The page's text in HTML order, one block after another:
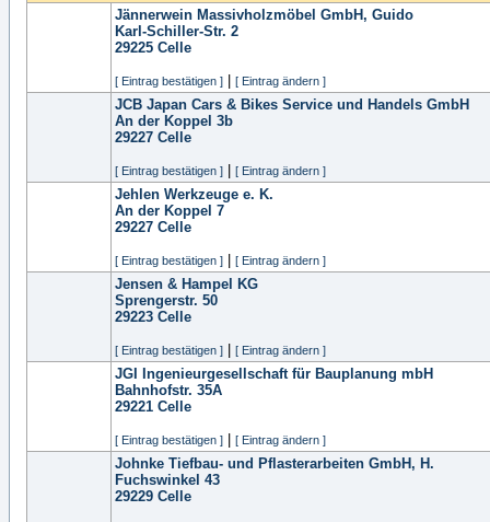
Jännerwein Massivholzmöbel GmbH, Guido
Karl-Schiller-Str. 2
29225 Celle
[ Eintrag bestätigen ] [ Eintrag ändern ]
JCB Japan Cars & Bikes Service und Handels GmbH
An der Koppel 3b
29227 Celle
[ Eintrag bestätigen ] [ Eintrag ändern ]
Jehlen Werkzeuge e. K.
An der Koppel 7
29227 Celle
[ Eintrag bestätigen ] [ Eintrag ändern ]
Jensen & Hampel KG
Sprengerstr. 50
29223 Celle
[ Eintrag bestätigen ] [ Eintrag ändern ]
JGI Ingenieurgesellschaft für Bauplanung mbH
Bahnhofstr. 35A
29221 Celle
[ Eintrag bestätigen ] [ Eintrag ändern ]
Johnke Tiefbau- und Pflasterarbeiten GmbH, H.
Fuchswinkel 43
29229 Celle